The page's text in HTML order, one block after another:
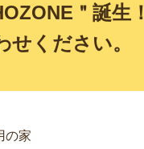
＂誕生！
ください。
の家